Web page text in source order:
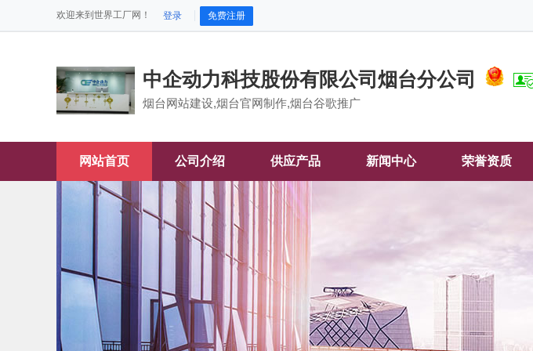
欢迎来到世界工厂网！ 登录 免费注册
中企动力科技股份有限公司烟台分公司
烟台网站建设,烟台官网制作,烟台谷歌推广
网站首页 公司介绍 供应产品 新闻中心 荣誉资质